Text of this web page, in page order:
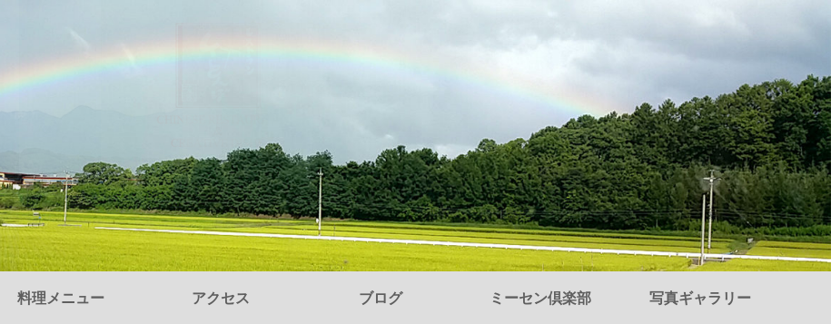
料理メニュー アクセス ブログ ミーセン倶楽部 写真ギャラリー